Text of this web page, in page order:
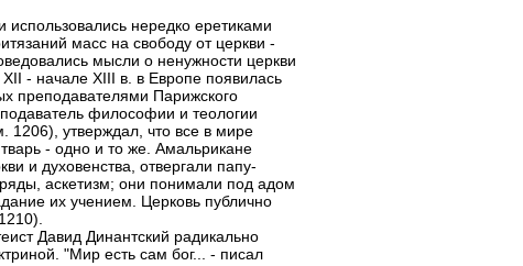
использовались нередко еретиками
масс на свободу от церкви -
мысли о ненужности церкви
- начале XIII в. в Европе появилась
преподавателями Парижского
философии и теологии
утверждал, что все в мире
- одно и то же. Амальрикане
и духовенства, отвергали папу-
аскетизм; они понимали под адом
их учением. Церковь публично
Давид Динантский радикально
"Мир есть сам бог... - писал